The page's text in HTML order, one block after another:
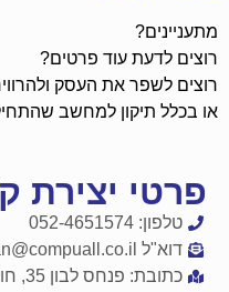
מתעניינים?
רוצים לדעת עוד פרטים?
רוצים לשפר את העסק
או בכלל תיקון למחשב
פרטי יצירת
טלפון: 052-4651574
דוא"ל liran@compuall.co.il
כתובת: פנחס לבון 35, חולון